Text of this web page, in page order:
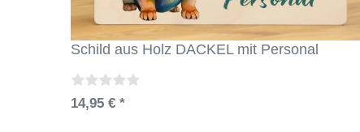
Schild aus Holz DACKEL mit Personal
14,95 € *